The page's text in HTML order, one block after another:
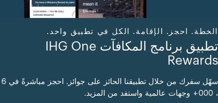
الخطة. احجز. الإقامة. الكل في تطبيق واحد.
تطبيق برنامج المكافآت IHG One
Rewards
سهّل سفرك من خلال تطبيقنا الحائز على جوائز. احجز مباشرةً في 6
، 000+ وجهات عالمية واستفد من المزيد.